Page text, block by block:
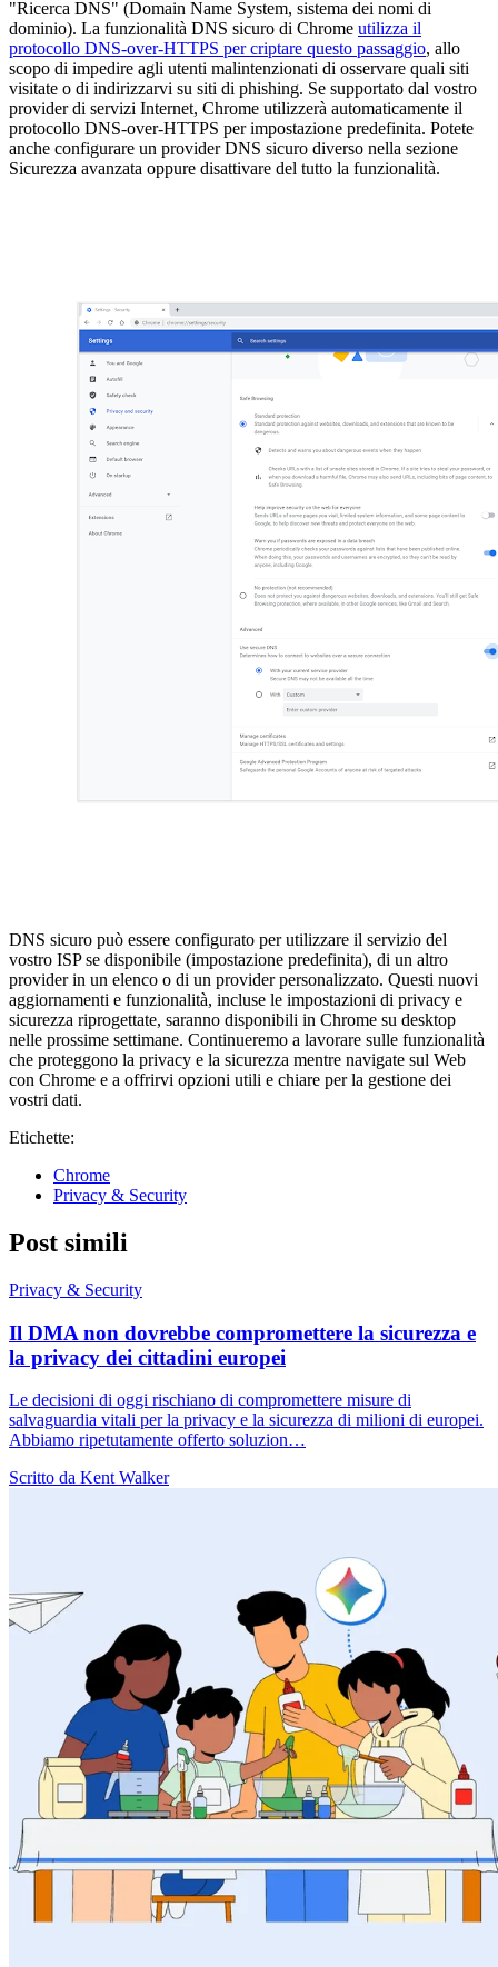
"Ricerca DNS" (Domain Name System, sistema dei nomi di
dominio). La funzionalità DNS sicuro di Chrome utilizza il
protocollo DNS-over-HTTPS per criptare questo passaggio, allo
scopo di impedire agli utenti malintenzionati di osservare quali siti
visitate o di indirizzarvi su siti di phishing. Se supportato dal vostro
provider di servizi Internet, Chrome utilizzerà automaticamente il
protocollo DNS-over-HTTPS per impostazione predefinita. Potete
anche configurare un provider DNS sicuro diverso nella sezione
Sicurezza avanzata oppure disattivare del tutto la funzionalità.
DNS sicuro può essere configurato per utilizzare il servizio del
vostro ISP se disponibile (impostazione predefinita), di un altro
provider in un elenco o di un provider personalizzato. Questi nuovi
aggiornamenti e funzionalità, incluse le impostazioni di privacy e
sicurezza riprogettate, saranno disponibili in Chrome su desktop
nelle prossime settimane. Continueremo a lavorare sulle funzionalità
che proteggono la privacy e la sicurezza mentre navigate sul Web
con Chrome e a offrirvi opzioni utili e chiare per la gestione dei
vostri dati.
Etichette:
Chrome
Privacy & Security
Post simili
Privacy & Security
Il DMA non dovrebbe compromettere la sicurezza e
la privacy dei cittadini europei
Le decisioni di oggi rischiano di compromettere misure di
salvaguardia vitali per la privacy e la sicurezza di milioni di europei.
Abbiamo ripetutamente offerto soluzion…
Scritto da Kent Walker